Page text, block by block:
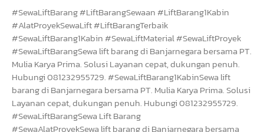
#SewaLiftBarang #LiftBarangSewaan #LiftBarang1Kabin
#AlatProyekSewaLift #LiftBarangTerbaik
#SewaLiftBarang1Kabin #SewaLiftMaterial #SewaLiftProyek
#SewaLiftBarangSewa lift barang di Banjarnegara bersama PT.
Mulia Karya Prima. Solusi Layanan cepat, dukungan penuh.
Hubungi 081232955729. #SewaLiftBarang1KabinSewa lift
barang di Banjarnegara bersama PT. Mulia Karya Prima. Solusi
Layanan cepat, dukungan penuh. Hubungi 081232955729.
#SewaLiftBarangSewa Lift Barang
#SewaAlatProyekSewa lift barang di Banjarnegara bersama